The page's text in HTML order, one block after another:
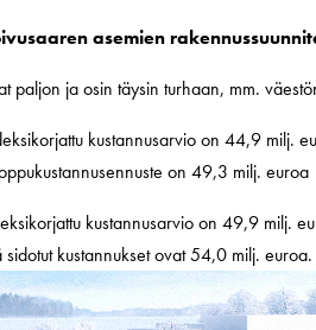
asemien
paljon ja osin täysin turhaan, mm.
kustannusarvio on 44,9 milj.
on 49,3 milj. euroa
kustannusarvio on 49,9
kustannukset ovat 54,0 milj.